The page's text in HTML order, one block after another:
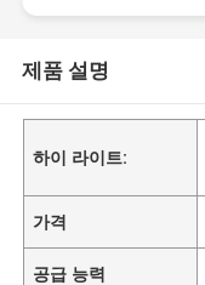
제품 설명
하이 라이트:
가격
공급 능력